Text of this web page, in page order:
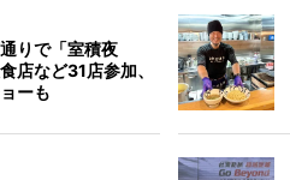
りで「室積夜
店など31店参加、
ーも